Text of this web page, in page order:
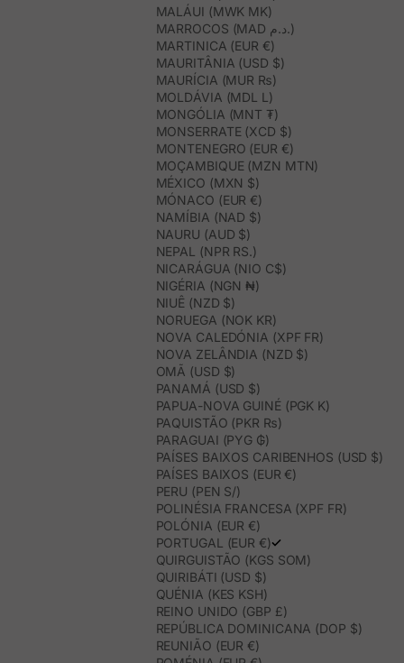
MALÁUI (MWK MK)
MARROCOS (MAD د.م.)
MARTINICA (EUR €)
MAURITÂNIA (USD $)
MAURÍCIA (MUR ₨)
MOLDÁVIA (MDL L)
MONGÓLIA (MNT ₮)
MONSERRATE (XCD $)
MONTENEGRO (EUR €)
MOÇAMBIQUE (MZN MTN)
MÉXICO (MXN $)
MÓNACO (EUR €)
NAMÍBIA (NAD $)
NAURU (AUD $)
NEPAL (NPR RS.)
NICARÁGUA (NIO C$)
NIGÉRIA (NGN ₦)
NIUÊ (NZD $)
NORUEGA (NOK KR)
NOVA CALEDÓNIA (XPF FR)
NOVA ZELÂNDIA (NZD $)
OMÃ (USD $)
PANAMÁ (USD $)
PAPUA-NOVA GUINÉ (PGK K)
PAQUISTÃO (PKR ₨)
PARAGUAI (PYG ₲)
PAÍSES BAIXOS CARIBENHOS (USD $)
PAÍSES BAIXOS (EUR €)
PERU (PEN S/)
POLINÉSIA FRANCESA (XPF FR)
POLÓNIA (EUR €)
PORTUGAL (EUR €)
QUIRGUISTÃO (KGS SOM)
QUIRIBÁTI (USD $)
QUÉNIA (KES KSH)
REINO UNIDO (GBP £)
REPÚBLICA DOMINICANA (DOP $)
REUNIÃO (EUR €)